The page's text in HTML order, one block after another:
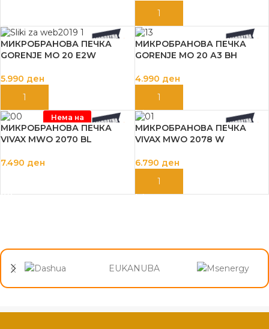
ДОДАЈ ВО КОШНИЦА
МИКРОБРАНОВА ПЕЧКА
GORENJE MO 20 E2W
5.990 ден
ДОДАЈ ВО КОШНИЦА
МИКРОБРАНОВА ПЕЧКА
GORENJE МО 20 А3 BH
4.990 ден
ДОДАЈ ВО КОШНИЦА
Нема на
залиха
МИКРОБРАНОВА ПЕЧКА
VIVAX MWO 2070 BL
7.490 ден
МИКРОБРАНОВА ПЕЧКА
VIVAX MWO 2078 W
6.790 ден
ДОДАЈ ВО КОШНИЦА
EUKANUBA